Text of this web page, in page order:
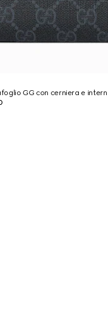
GG con cerniera e